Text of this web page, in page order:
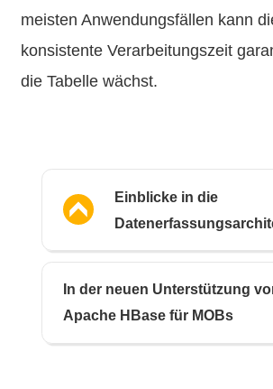
meisten Anwendungsfällen kann
konsistente Verarbeitungszeit
die Tabelle wächst.
Einblicke in die
Santander in nahezu
In der neuen Unterstützung
Apache HBase für MOBs